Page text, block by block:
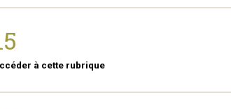
à cette rubrique